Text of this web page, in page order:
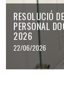
RESOLUCIÓ
PERSONAL
2026
22/06/2026